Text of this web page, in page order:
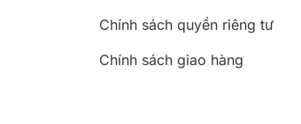
Chính sách quyền riêng tư
Chính sách giao hàng